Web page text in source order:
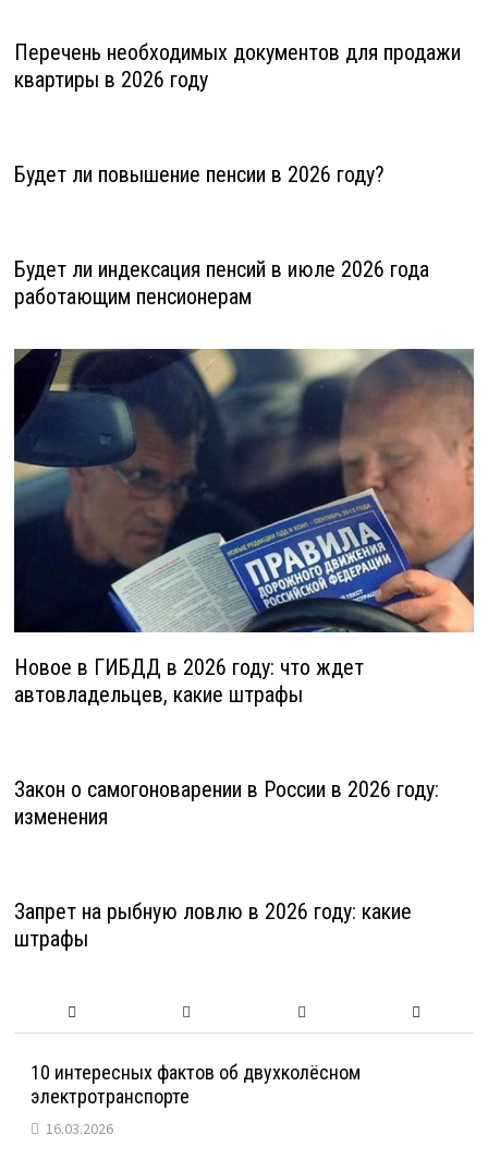
Перечень необходимых документов для продажи
квартиры в 2026 году
Будет ли повышение пенсии в 2026 году?
Будет ли индексация пенсий в июле 2026 года
работающим пенсионерам
Новое в ГИБДД в 2026 году: что ждет
автовладельцев, какие штрафы
Закон о самогоноварении в России в 2026 году:
изменения
Запрет на рыбную ловлю в 2026 году: какие
штрафы
10 интересных фактов об двухколёсном
электротранспорте
16.03.2026